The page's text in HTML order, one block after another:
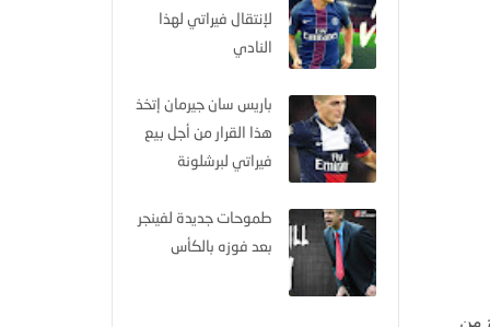
من
لإنتقال فيراتي لهذا
النادي
باريس سان جيرمان إتخذ
هذا القرار من أجل بيع
فيراتي لبرشلونة
طموحات جديدة لفينجر
بعد فوزه بالكأس